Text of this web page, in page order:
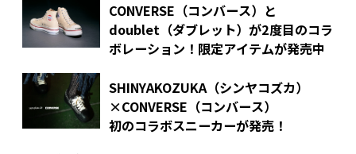
CONVERSE（コンバース）と
doublet（ダブレット）が2度目のコラ
ボレーション！限定アイテムが発売中
SHINYAKOZUKA（シンヤコズカ）
×CONVERSE（コンバース）
初のコラボスニーカーが発売！